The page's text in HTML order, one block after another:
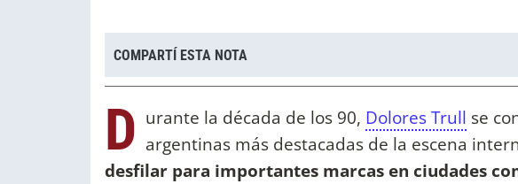
COMPARTÍ ESTA NOTA
D urante la década de los 90, Dolores Trull se
argentinas más destacadas de la escena
desfilar para importantes marcas en ciudades